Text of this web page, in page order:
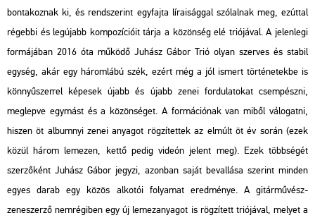
bontakoznak ki, és rendszerint egyfajta líraisággal szólalnak meg, ezúttal
régebbi és legújabb kompozícióit tárja a közönség elé triójával. A jelenlegi
formájában 2016 óta működő Juhász Gábor Trió olyan szerves és stabil
egység, akár egy háromlábú szék, ezért még a jól ismert történetekbe is
könnyűszerrel képesek újabb és újabb zenei fordulatokat csempészni,
meglepve egymást és a közönséget. A formációnak van miből válogatni,
hiszen öt albumnyi zenei anyagot rögzítettek az elmúlt öt év során (ezek
közül három lemezen, kettő pedig videón jelent meg). Ezek többségét
szerzőként Juhász Gábor jegyzi, azonban saját bevallása szerint minden
egyes darab egy közös alkotói folyamat eredménye. A gitárművész-
zeneszerző nemrégiben egy új lemezanyagot is rögzített triójával, melyet a